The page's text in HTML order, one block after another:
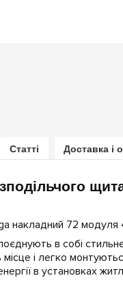
Статті Доставка і
накладний 72 модуля
в собі стильне
і легко
в установках